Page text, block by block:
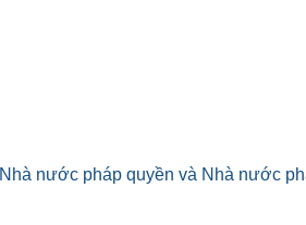
Nhà nước pháp quyền và Nhà nước